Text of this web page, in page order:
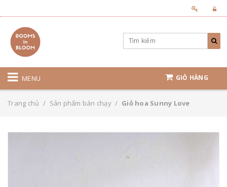
MENU GIỎ HÀNG
Trang chủ / Sản phẩm bán chạy / Giỏ hoa Sunny Love